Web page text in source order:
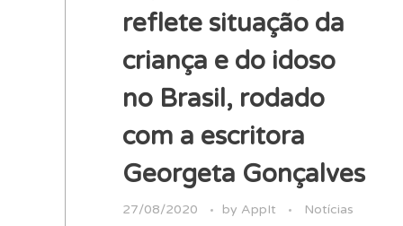
reflete situação da
criança e do idoso
no Brasil, rodado
com a escritora
Georgeta Gonçalves
27/08/2020 by AppIt Notícias